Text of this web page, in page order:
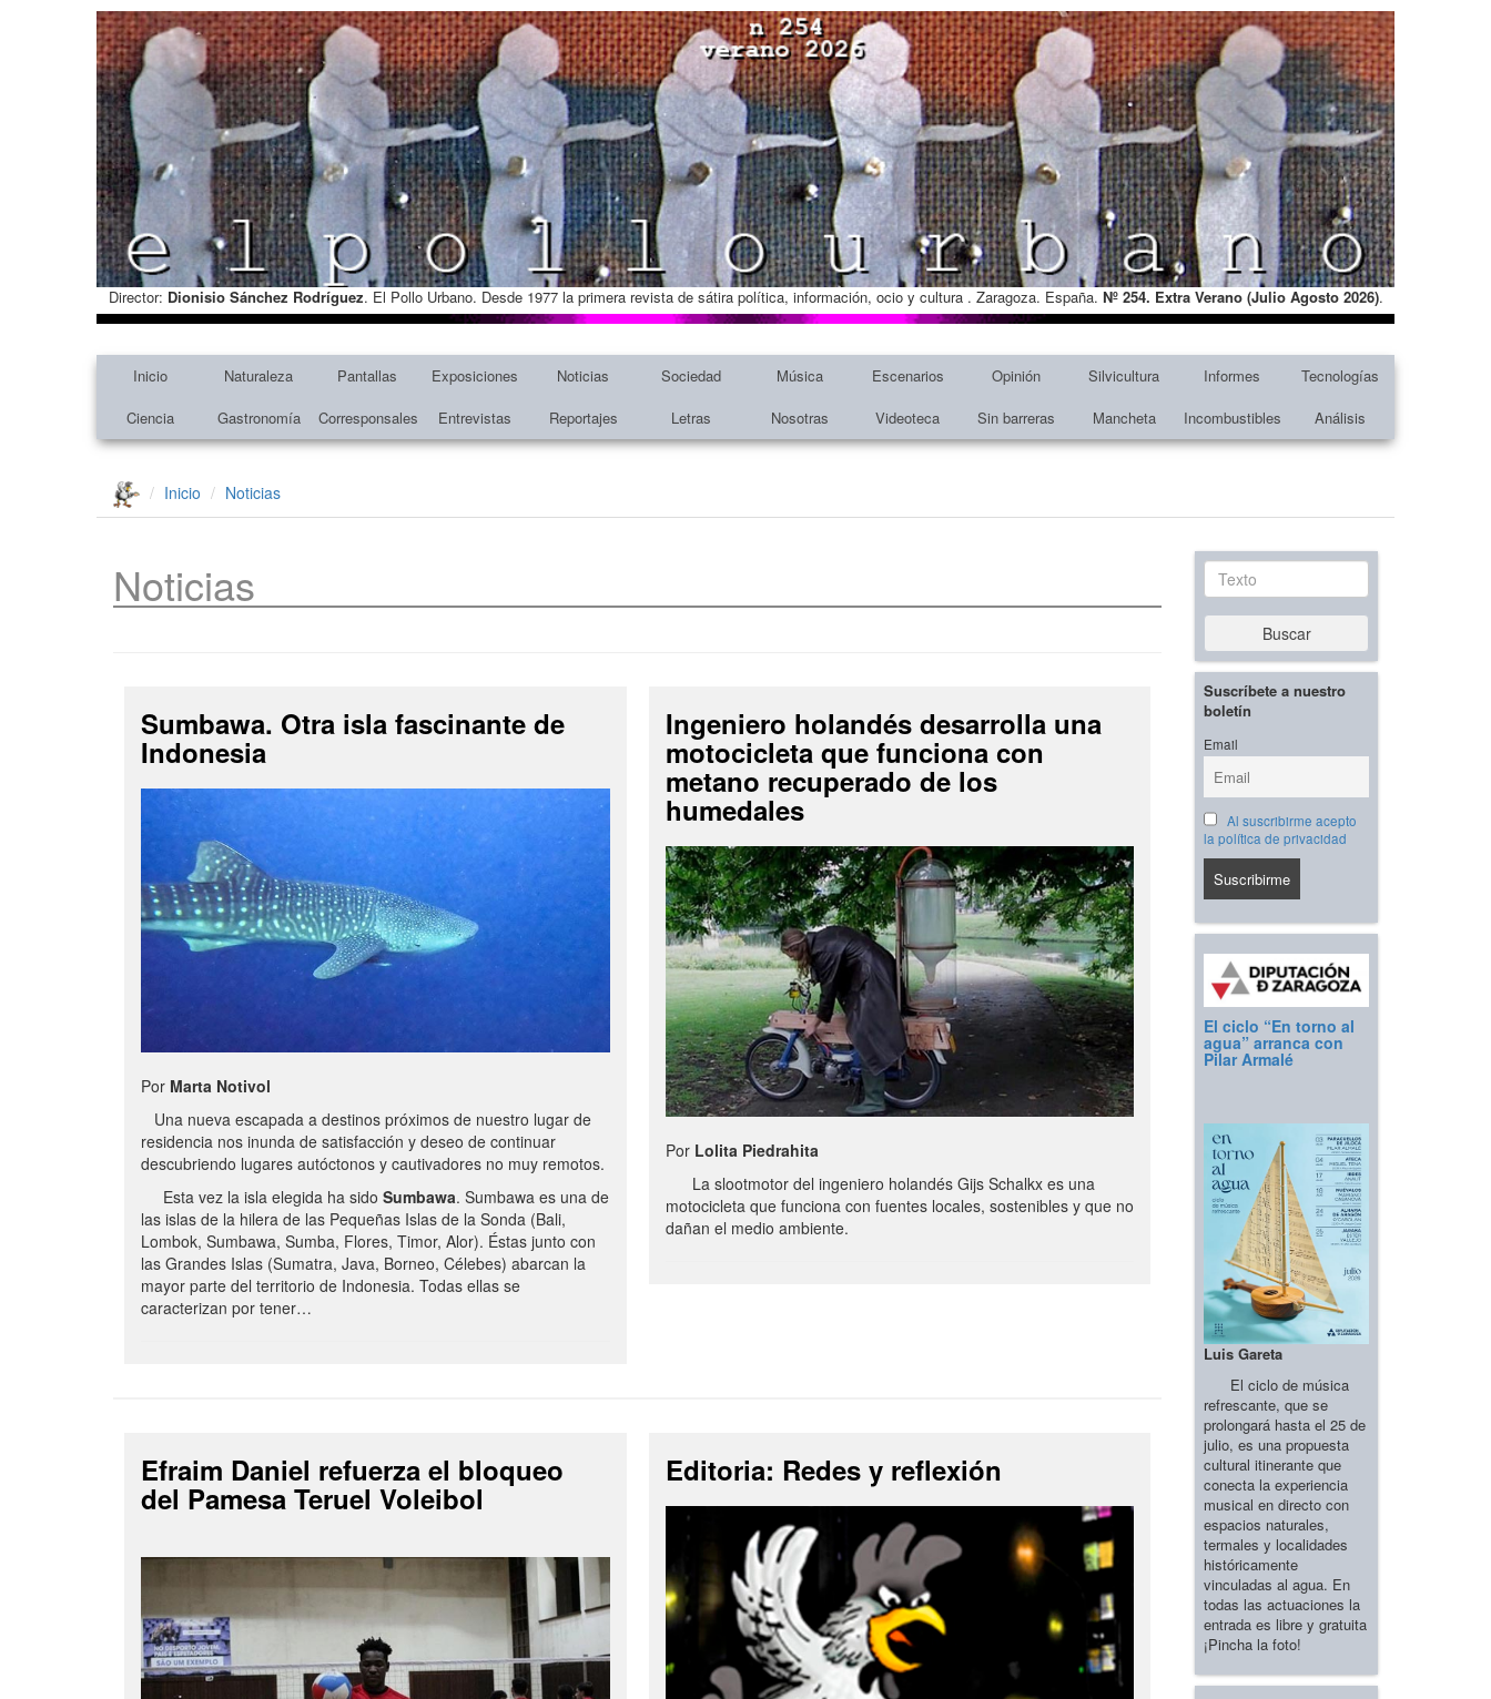
Director: Dionisio Sánchez Rodríguez. El Pollo Urbano. Desde 1977 la primera revista de sátira política, información, ocio y cultura . Zaragoza. España. Nº 254. Extra Verano (Julio Agosto 2026).
Inicio Naturaleza Pantallas Exposiciones Noticias Sociedad Música Escenarios Opinión Silvicultura Informes
Tecnologías
Ciencia
Gastronomía Corresponsales Entrevistas Reportajes Letras Nosotras Videoteca Sin barreras Mancheta Incombustibles Análisis
Inicio Noticias
Noticias
Sumbawa. Otra isla fascinante de
Indonesia
Por Marta Notivol
Una nueva escapada a destinos próximos de nuestro lugar de
residencia nos inunda de satisfacción y deseo de continuar
descubriendo lugares autóctonos y cautivadores no muy remotos.
Esta vez la isla elegida ha sido Sumbawa. Sumbawa es una de
las islas de la hilera de las Pequeñas Islas de la Sonda (Bali,
Lombok, Sumbawa, Sumba, Flores, Timor, Alor). Éstas junto con
las Grandes Islas (Sumatra, Java, Borneo, Célebes) abarcan la
mayor parte del territorio de Indonesia. Todas ellas se
caracterizan por tener…
Ingeniero holandés desarrolla una
motocicleta que funciona con
metano recuperado de los
humedales
Por Lolita Piedrahita
La slootmotor del ingeniero holandés Gijs Schalkx es una
motocicleta que funciona con fuentes locales, sostenibles y que no
dañan el medio ambiente.
Efraim Daniel refuerza el bloqueo
del Pamesa Teruel Voleibol
Editoria: Redes y reflexión
Texto
Buscar
Suscríbete a nuestro
boletín
Email
Al suscribirme acepto
la política de privacidad
El ciclo “En torno al
agua” arranca con
Pilar Armalé
Luis Gareta
El ciclo de música
refrescante, que se
prolongará hasta el 25 de
julio, es una propuesta
cultural itinerante que
conecta la experiencia
musical en directo con
espacios naturales,
termales y localidades
históricamente
vinculadas al agua. En
todas las actuaciones la
entrada es libre y gratuita
¡Pincha la foto!